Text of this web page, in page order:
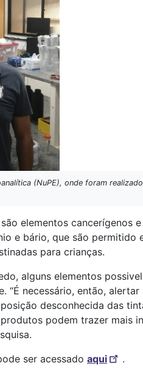
(NuPE), onde foram
elementos cancerígenos
e bário, que são permitido
para crianças.
alguns elementos
necessário, então,
desconhecida das
podem trazer mais
ser acessado aqui .